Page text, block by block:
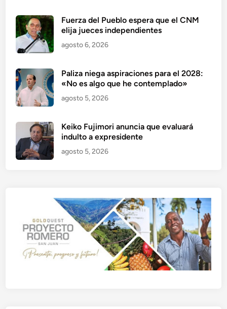
Fuerza del Pueblo espera que el CNM
elija jueces independientes
agosto 6, 2026
Paliza niega aspiraciones para el 2028:
«No es algo que he contemplado»
agosto 5, 2026
Keiko Fujimori anuncia que evaluará
indulto a expresidente
agosto 5, 2026